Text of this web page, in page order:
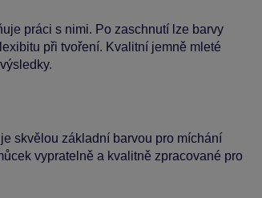
práci s nimi. Po zaschnutí lze barvy
při tvoření. Kvalitní jemně mleté
skvělou základní barvou pro míchání
vypratelně a kvalitně zpracované pro